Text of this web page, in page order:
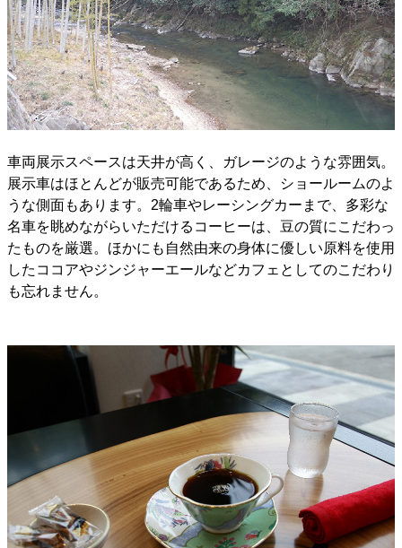
車両展示スペースは天井が高く、ガレージのような雰囲気。
展示車はほとんどが販売可能であるため、ショールームのよ
うな側面もあります。2輪車やレーシングカーまで、多彩な
名車を眺めながらいただけるコーヒーは、豆の質にこだわっ
たものを厳選。ほかにも自然由来の身体に優しい原料を使用
したココアやジンジャーエールなどカフェとしてのこだわり
も忘れません。